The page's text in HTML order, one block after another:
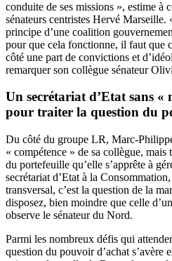
conduite de ses missions », estime à
sénateurs centristes Hervé Marseille.
principe d’une coalition
pour que cela fonctionne, il faut que
côté une part de convictions et
remarquer son collègue sénateur
Un secrétariat d’Etat sans
pour traiter la question du
Du côté du groupe LR, Marc-
« compétence » de sa collègue,
du portefeuille qu’elle s’apprête à
secrétariat d’Etat à la
transversal, c’est la question de la
disposez, bien moindre que celle
observe le sénateur du Nord.
Parmi les nombreux défis qui
question du pouvoir d’achat s’avère